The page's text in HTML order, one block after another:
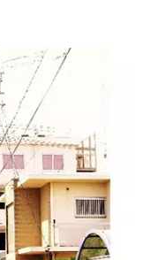
ムドリンクサービス